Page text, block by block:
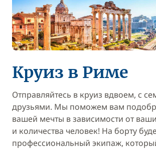
Круиз в Риме
Отправляйтесь в круиз вдвоем, с
друзьями. Мы поможем вам
вашей мечты в зависимости от
и количества человек! На борту
профессиональный экипаж,